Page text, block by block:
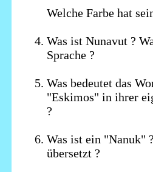
Welche Farbe hat
Was ist Nunavut ?
Sprache ?
Was bedeutet das
"Eskimos" in ihrer
?
Was ist ein "Nanuk"
übersetzt ?